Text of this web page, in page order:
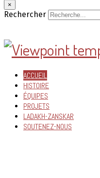
×
Rechercher
ACCUEIL
HISTOIRE
ÉQUIPES
PROJETS
LADAKH-ZANSKAR
SOUTENEZ-NOUS